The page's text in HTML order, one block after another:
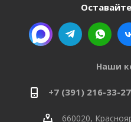
Наши
+7 (391) 216-33-27
660020,